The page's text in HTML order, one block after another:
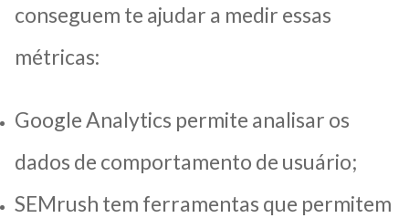
conseguem te ajudar a medir essas
métricas:
Google Analytics permite analisar os
dados de comportamento de usuário;
SEMrush tem ferramentas que permitem